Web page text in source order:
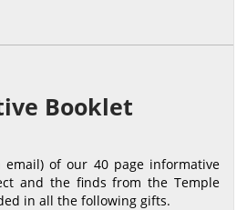
Booklet
email) of our 40 page informative
and the finds from the Temple
in all the following gifts.